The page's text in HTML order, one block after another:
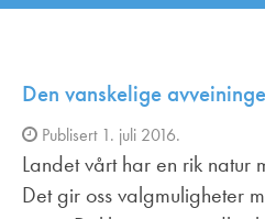
Den vanskelige
Publisert 1. juli 2016.
Landet vårt har en rik natur
Det gir oss valgmuligheter